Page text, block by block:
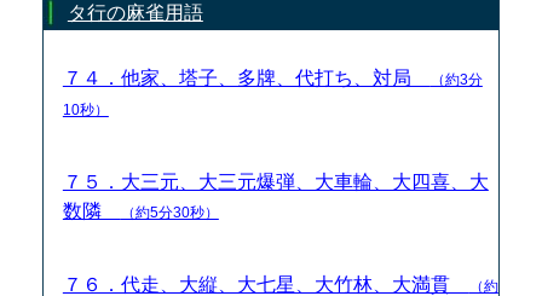
タ行の麻雀用語
７４．他家、塔子、多牌、代打ち、対局
（約3分
10秒）
７５．大三元、大三元爆弾、大車輪、大四喜、大
数隣
（約5分30秒）
７６．代走、大縦、大七星、大竹林、大満貫
（約